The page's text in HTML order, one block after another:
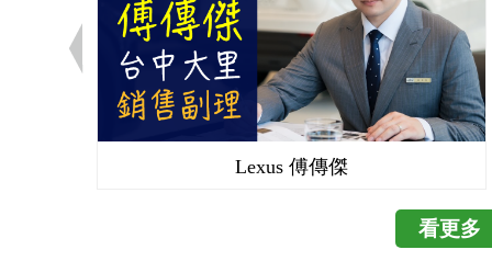
健康，特別現代人
Volvo全車採用安全
屬，通通都取得歐盟
本完全打中新手爸
CleanZone 讓整個車
揮發性氣體，此時只
淨空氣！又打中老爸
2.0T的渦輪引擎，可
雙離合器，整體加速
熱血一下。整體的駕
會有推頭的情形。買
常常四處去玩耍，真
有質感。此外當然還
統、360度的全景環景
等，一堆新安全輔助
剛性輕量化的車體。
疑，讓老爸非常安心
行駛里程、油耗、保
以很直覺的操作，非
下，呈現出不同顏色
測以及LED第三煞車
乘體驗！ Picanto 搭
有特別突出，但因為
耗表現也還不錯。實
的車身，方向盤的指
駕馭，老婆試開後也
不會開小車出門，所
是1.25升引擎剛好越
Lexus 傅傳傑
看更多